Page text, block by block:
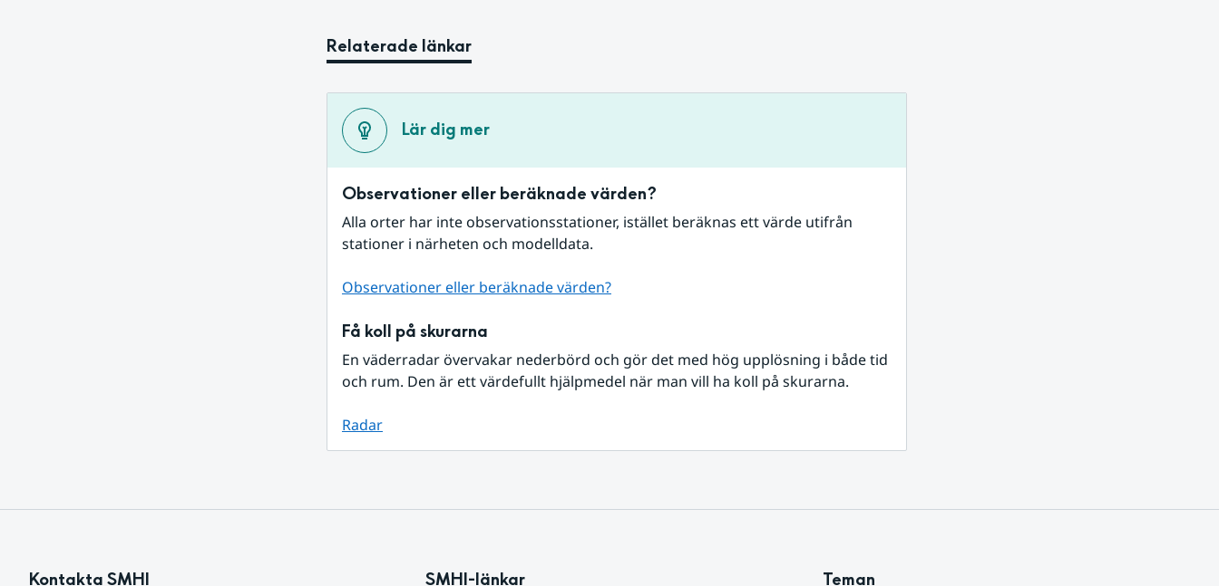
Relaterade länkar
Lär dig mer
Observationer eller beräknade värden?
Alla orter har inte observationsstationer, istället beräknas ett värde utifrån
stationer i närheten och modelldata.
Observationer eller beräknade värden?
Få koll på skurarna
En väderradar övervakar nederbörd och gör det med hög upplösning i både tid
och rum. Den är ett värdefullt hjälpmedel när man vill ha koll på skurarna.
Radar
Kontakta SMHI SMHI-länkar Teman